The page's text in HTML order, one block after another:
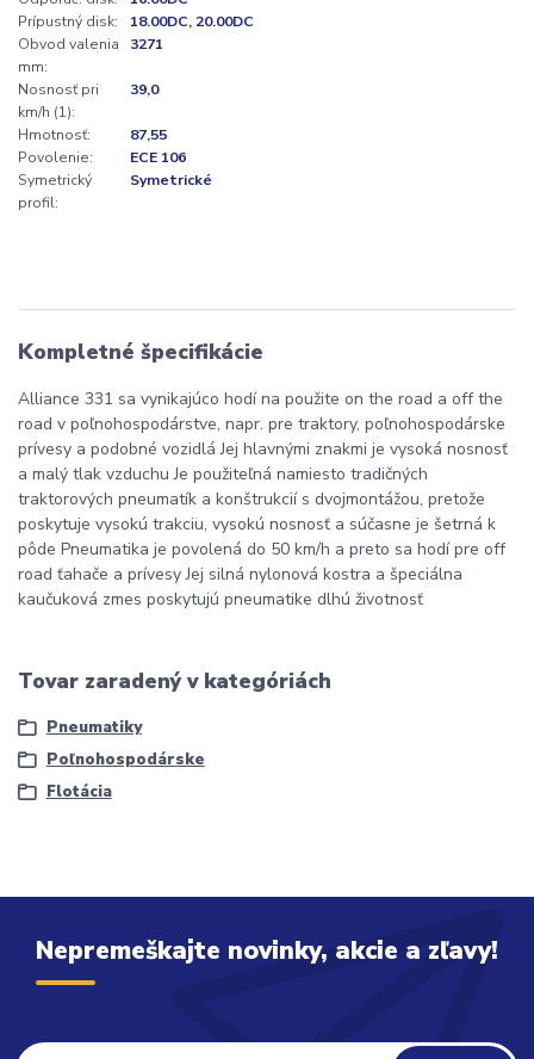
Prípustný disk:
18.00DC, 20.00DC
Obvod valenia
mm:
3271
Nosnosť pri
km/h (1):
39,0
Hmotnosť:
87,55
Povolenie:
ECE 106
Symetrický
profil:
Symetrické
Kompletné špecifikácie
Alliance 331 sa vynikajúco hodí na použite on the road a off the
road v poľnohospodárstve, napr. pre traktory, poľnohospodárske
prívesy a podobné vozidlá Jej hlavnými znakmi je vysoká nosnosť
a malý tlak vzduchu Je použiteľná namiesto tradičných
traktorových pneumatík a konštrukcií s dvojmontážou, pretože
poskytuje vysokú trakciu, vysokú nosnosť a súčasne je šetrná k
pôde Pneumatika je povolená do 50 km/h a preto sa hodí pre off
road ťahače a prívesy Jej silná nylonová kostra a špeciálna
kaučuková zmes poskytujú pneumatike dlhú životnosť
Tovar zaradený v kategóriách
Pneumatiky
Poľnohospodárske
Flotácia
Nepremeškajte novinky, akcie a zľavy!